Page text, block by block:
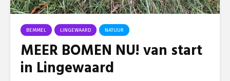
BEMMEL LINGEWAARD NATUUR
MEER BOMEN NU! van start
in Lingewaard